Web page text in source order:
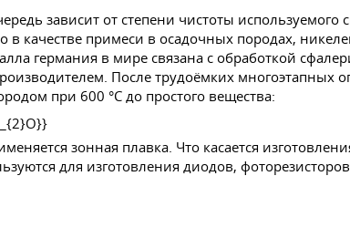
зависит от степени чистоты
в качестве примеси в осадочных породах,
германия в мире связана с обработкой
После трудоёмких
при 600 °C до простого вещества:
зонная плавка. Что касается
для изготовления диодов,